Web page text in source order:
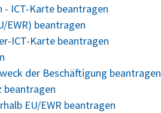
ICT-Karte beantragen
EWR) beantragen
ICT-Karte beantragen
der Beschäftigung beantragen
beantragen
EU/EWR beantragen